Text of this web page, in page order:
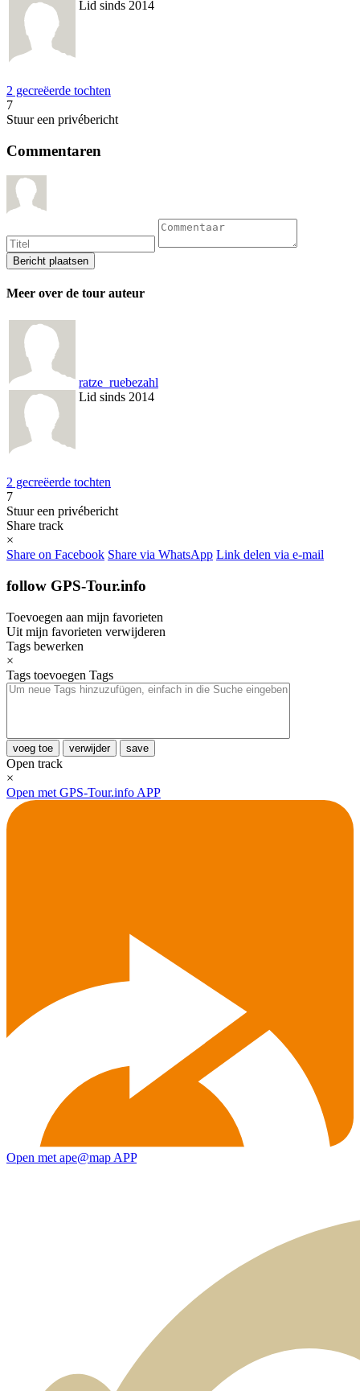
Lid sinds 2014
2 gecreëerde tochten
7
Stuur een privébericht
Commentaren
Meer over de tour auteur
ratze_ruebezahl
Lid sinds 2014
2 gecreëerde tochten
7
Stuur een privébericht
Share track
×
Share on Facebook Share via WhatsApp Link delen via e-mail
follow GPS-Tour.info
Toevoegen aan mijn favorieten
Uit mijn favorieten verwijderen
Tags bewerken
×
Tags toevoegen Tags
voeg toe verwijder save
Open track
×
Open met GPS-Tour.info APP
Open met ape@map APP